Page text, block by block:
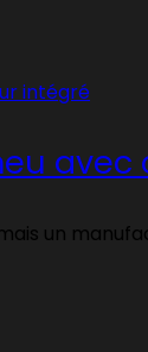
un